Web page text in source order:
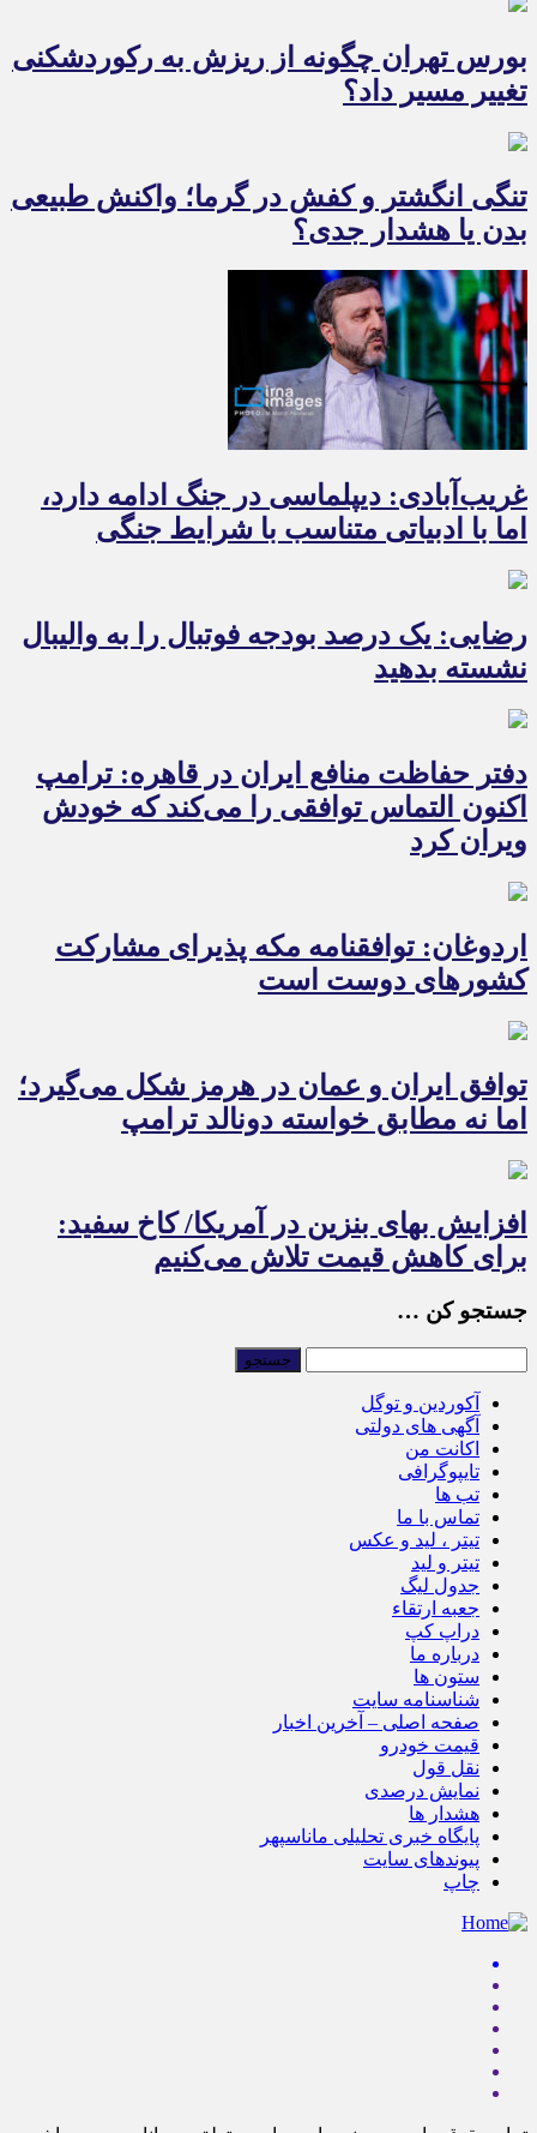
بورس تهران چگونه از ریزش به رکوردشکنی
تغییر مسیر داد؟
تنگی انگشتر و کفش در گرما؛ واکنش طبیعی
بدن یا هشدار جدی؟
غریب‌آبادی: دیپلماسی در جنگ ادامه دارد،
اما با ادبیاتی متناسب با شرایط جنگی
رضایی: یک درصد بودجه فوتبال را به والیبال
نشسته بدهید
دفتر حفاظت منافع ایران در قاهره: ترامپ
اکنون التماس توافقی را می‌کند که خودش
ویران کرد
اردوغان: توافقنامه مکه پذیرای مشارکت
کشورهای دوست است
توافق ایران و عمان در هرمز شکل می‌گیرد؛
اما نه مطابق خواسته دونالد ترامپ
افزایش بهای بنزین در آمریکا/ کاخ سفید:
برای کاهش قیمت تلاش می‌کنیم
جستجو کن …
آکوردین و توگل
آگهی های دولتی
اکانت من
تایپوگرافی
تب ها
تماس با ما
تیتر ، لید و عکس
تیتر و لید
جدول لیگ
جعبه ارتقاء
دراپ کپ
درباره ما
ستون ها
شناسنامه سایت
صفحه اصلی – آخرین اخبار
قیمت خودرو
نقل قول
نمایش درصدی
هشدار ها
پایگاه خبری تحلیلی ماناسپهر
پیوندهای سایت
چاپ